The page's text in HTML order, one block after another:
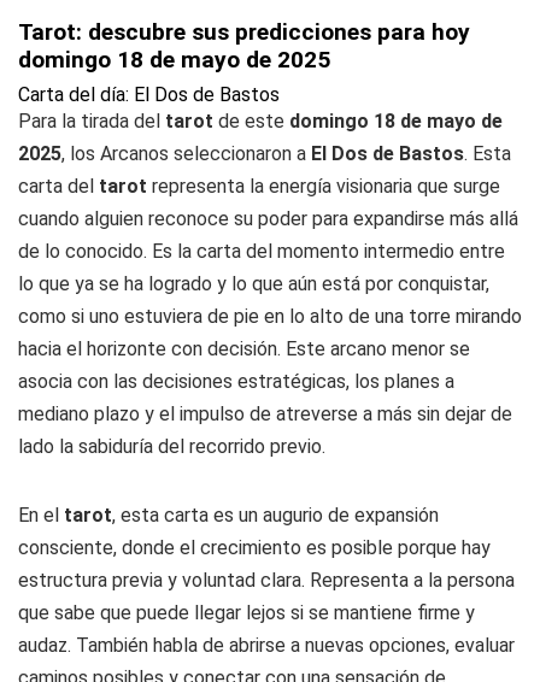
Tarot: descubre sus predicciones para hoy
domingo 18 de mayo de 2025
Carta del día: El Dos de Bastos
Para la tirada del tarot de este domingo 18 de mayo de
2025, los Arcanos seleccionaron a El Dos de Bastos. Esta
carta del tarot representa la energía visionaria que surge
cuando alguien reconoce su poder para expandirse más allá
de lo conocido. Es la carta del momento intermedio entre
lo que ya se ha logrado y lo que aún está por conquistar,
como si uno estuviera de pie en lo alto de una torre mirando
hacia el horizonte con decisión. Este arcano menor se
asocia con las decisiones estratégicas, los planes a
mediano plazo y el impulso de atreverse a más sin dejar de
lado la sabiduría del recorrido previo.
En el tarot, esta carta es un augurio de expansión
consciente, donde el crecimiento es posible porque hay
estructura previa y voluntad clara. Representa a la persona
que sabe que puede llegar lejos si se mantiene firme y
audaz. También habla de abrirse a nuevas opciones, evaluar